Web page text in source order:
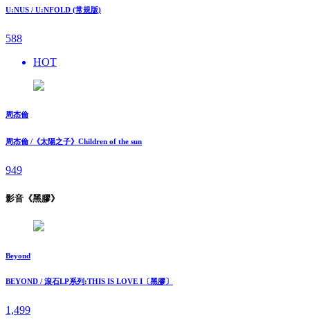
U:NUS / U:NFOLD (常規版)
588
HOT
周杰倫
周杰倫 /《太陽之子》Children of the sun
949
影音《黑膠》
Beyond
BEYOND / 滾石LP系列:THIS IS LOVE I〔黑膠〕
1,499